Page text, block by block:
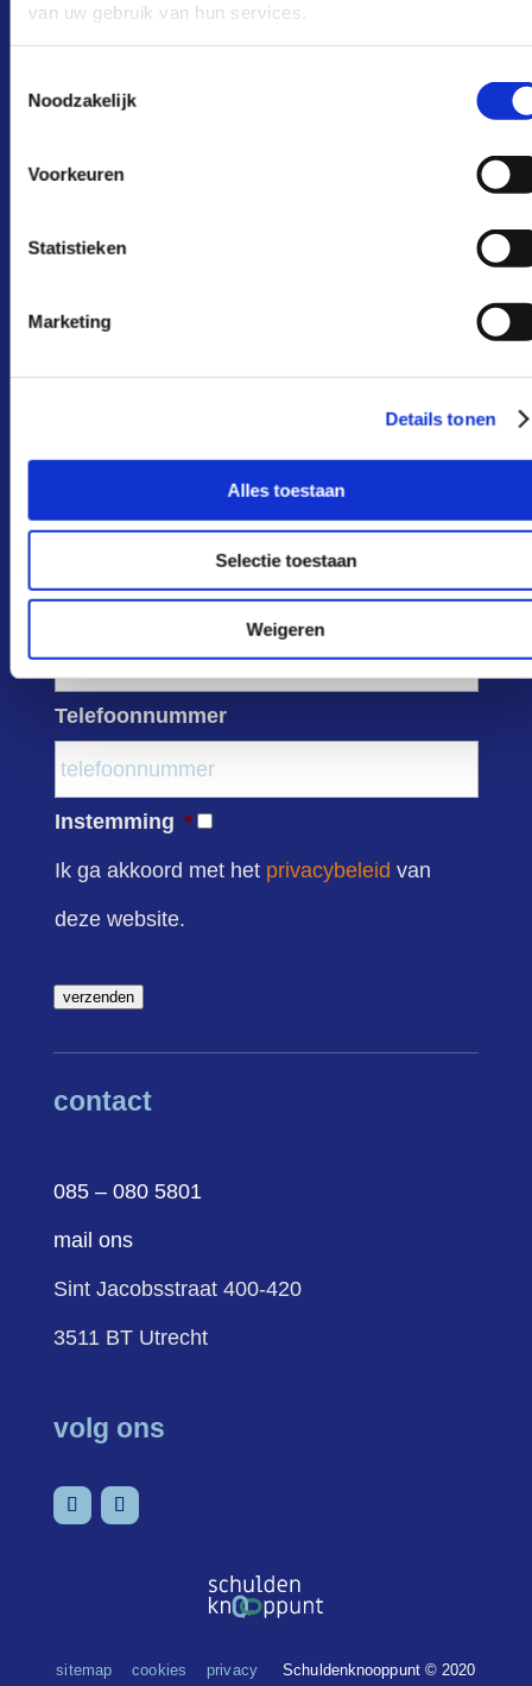
van uw gebruik van hun services.
Noodzakelijk
Voorkeuren
Statistieken
Marketing
Details tonen
Alles toestaan
Selectie toestaan
Weigeren
schrijf je in voor onze nieuwsbrief
Bedrijf/organisatie *
Telefoonnummer
Instemming *
Ik ga akkoord met het privacybeleid van
deze website.
verzenden
contact
085 – 080 5801
mail ons
Sint Jacobsstraat 400-420
3511 BT Utrecht
volg ons
sitemap cookies privacySchuldenknooppunt © 2020